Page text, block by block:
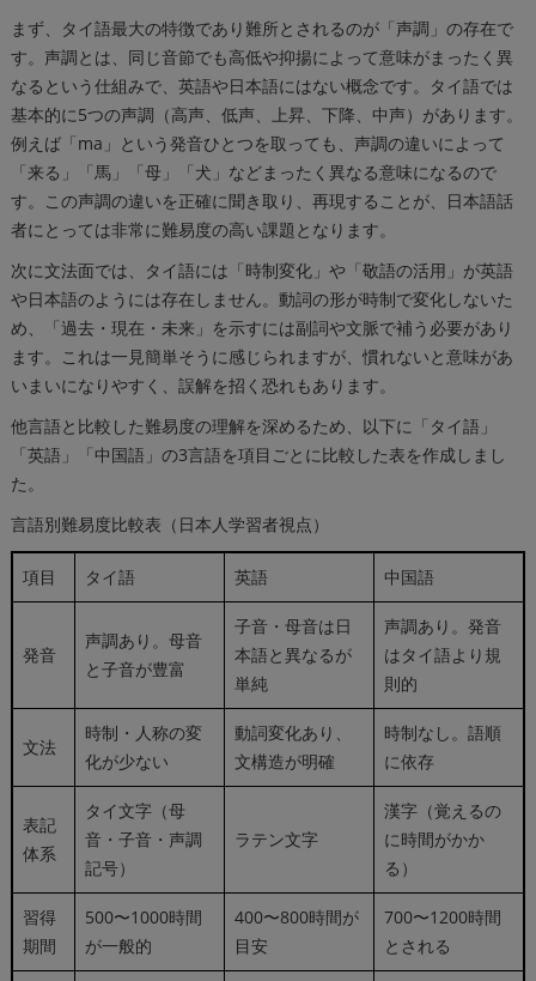
まず、タイ語最大の特徴であり難所とされるのが「声調」の存在で
す。声調とは、同じ音節でも高低や抑揚によって意味がまったく異
なるという仕組みで、英語や日本語にはない概念です。タイ語では
基本的に5つの声調（高声、低声、上昇、下降、中声）があります。
例えば「ma」という発音ひとつを取っても、声調の違いによって
「来る」「馬」「母」「犬」などまったく異なる意味になるので
す。この声調の違いを正確に聞き取り、再現することが、日本語話
者にとっては非常に難易度の高い課題となります。
次に文法面では、タイ語には「時制変化」や「敬語の活用」が英語
や日本語のようには存在しません。動詞の形が時制で変化しないた
め、「過去・現在・未来」を示すには副詞や文脈で補う必要があり
ます。これは一見簡単そうに感じられますが、慣れないと意味があ
いまいになりやすく、誤解を招く恐れもあります。
他言語と比較した難易度の理解を深めるため、以下に「タイ語」
「英語」「中国語」の3言語を項目ごとに比較した表を作成しまし
た。
言語別難易度比較表（日本人学習者視点）
項目 タイ語 英語 中国語
発音
声調あり。母音
と子音が豊富
子音・母音は日
本語と異なるが
単純
声調あり。発音
はタイ語より規
則的
文法
時制・人称の変
化が少ない
動詞変化あり、
文構造が明確
時制なし。語順
に依存
表記
体系
タイ文字（母
音・子音・声調
記号）
ラテン文字
漢字（覚えるの
に時間がかか
る）
習得
期間
500〜1000時間
が一般的
400〜800時間が
目安
700〜1200時間
とされる